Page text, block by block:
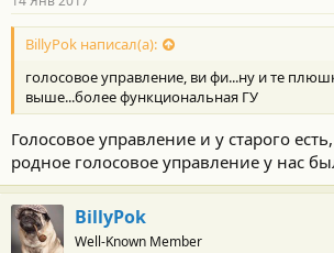
BillyPok написал(а):
голосовое управление, ви фи...ну и те
выше...более функциональная ГУ
Голосовое управление и у старого
родное голосовое управление у нас
BillyPok
Well-Known Member